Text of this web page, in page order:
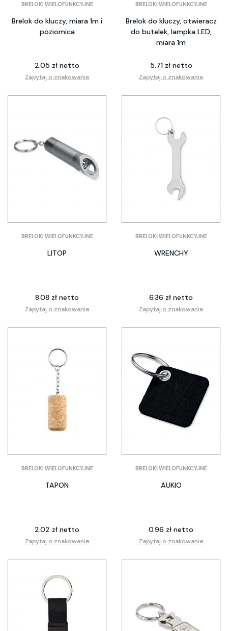
BRELOKI WIELOFUNKCYJNE
Brelok do kluczy, miara 1m i
poziomica
2.05 zł netto
Zapytaj o znakowanie
BRELOKI WIELOFUNKCYJNE
Brelok do kluczy, otwieracz
do butelek, lampka LED,
miara 1m
5.71 zł netto
Zapytaj o znakowanie
BRELOKI WIELOFUNKCYJNE
LITOP
8.08 zł netto
Zapytaj o znakowanie
BRELOKI WIELOFUNKCYJNE
WRENCHY
6.36 zł netto
Zapytaj o znakowanie
BRELOKI WIELOFUNKCYJNE
TAPON
2.02 zł netto
Zapytaj o znakowanie
BRELOKI WIELOFUNKCYJNE
AUKIO
0.96 zł netto
Zapytaj o znakowanie